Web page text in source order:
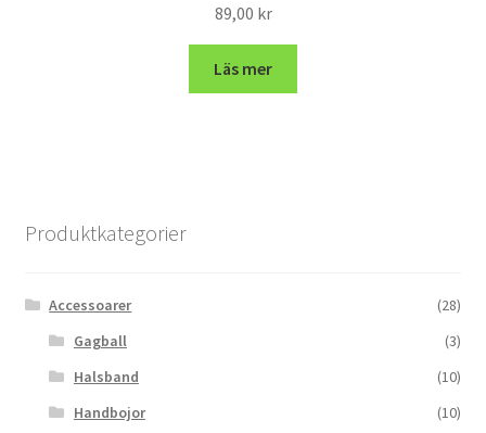
89,00 kr
Läs mer
Produktkategorier
Accessoarer
(28)
Gagball
(3)
Halsband
(10)
Handbojor
(10)